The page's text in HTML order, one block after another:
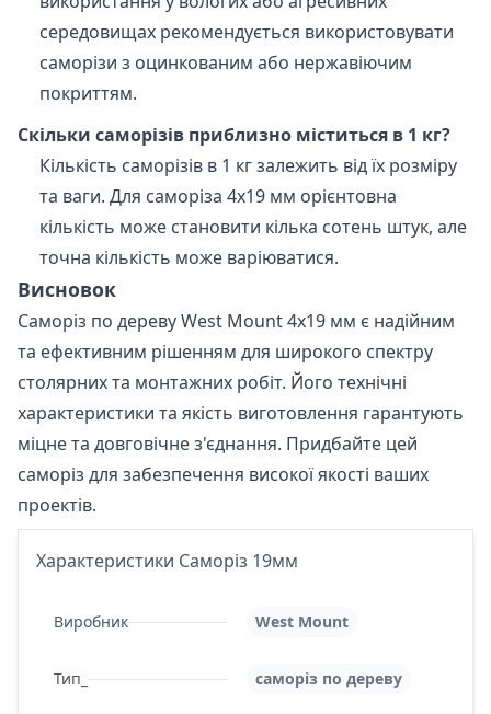
середовищах рекомендується використовувати
саморізи з оцинкованим або нержавіючим
покриттям.
Скільки саморізів приблизно міститься в 1 кг?
Кількість саморізів в 1 кг залежить від їх розміру
та ваги. Для саморіза 4х19 мм орієнтовна
кількість може становити кілька сотень штук, але
точна кількість може варіюватися.
Висновок
Саморіз по дереву West Mount 4х19 мм є надійним
та ефективним рішенням для широкого спектру
столярних та монтажних робіт. Його технічні
характеристики та якість виготовлення гарантують
міцне та довговічне з'єднання. Придбайте цей
саморіз для забезпечення високої якості ваших
проектів.
Характеристики Саморіз 19мм
Виробник West Mount
Тип_ саморіз по дереву